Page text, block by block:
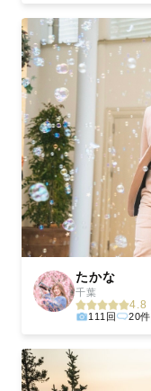
たかな
千葉
4.8
111回 20件